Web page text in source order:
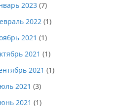
2023 (7)
2022 (1)
2021 (1)
2021 (1)
2021 (1)
2021 (3)
2021 (1)